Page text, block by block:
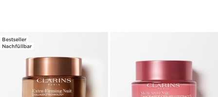
Bestseller
Nachfüllbar